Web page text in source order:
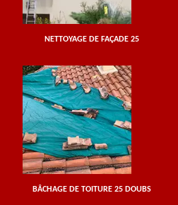
NETTOYAGE DE FAÇADE 25
BÂCHAGE DE TOITURE 25 DOUBS